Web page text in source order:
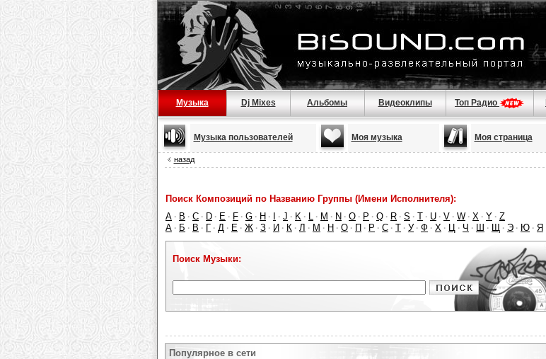
Музыка Dj Mixes Альбомы Видеоклипы Топ Радио
Музыка пользователей Моя музыка Моя страница
назад
Поиск Композиций по Названию Группы (Имени Исполнителя):
A · B · C · D · E · F · G · H · · J · K · L · M · N · O · P · Q · R · S · T · U · V · W · X · Y · Z
А · Б · В · Г · Д · Е · Ж · З · И · К · Л · М · Н · О · П · Р · С · Т · У · Ф · Х · Ц · Ч · Ш · Щ · Э · Ю · Я
Поиск Музыки:
Популярное в сети